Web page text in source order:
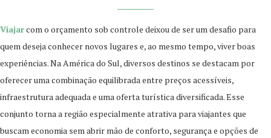
Viajarcom o orçamento sob controle deixou de ser um desafio para
quem deseja conhecer novos lugares e, ao mesmo tempo, viver boas
experiências. Na América do Sul, diversos destinos se destacam por
oferecer uma combinação equilibrada entre preços acessíveis,
infraestrutura adequada e uma oferta turística diversificada. Esse
conjunto torna a região especialmente atrativa para viajantes que
buscam economia sem abrir mão de conforto, segurança e opções de